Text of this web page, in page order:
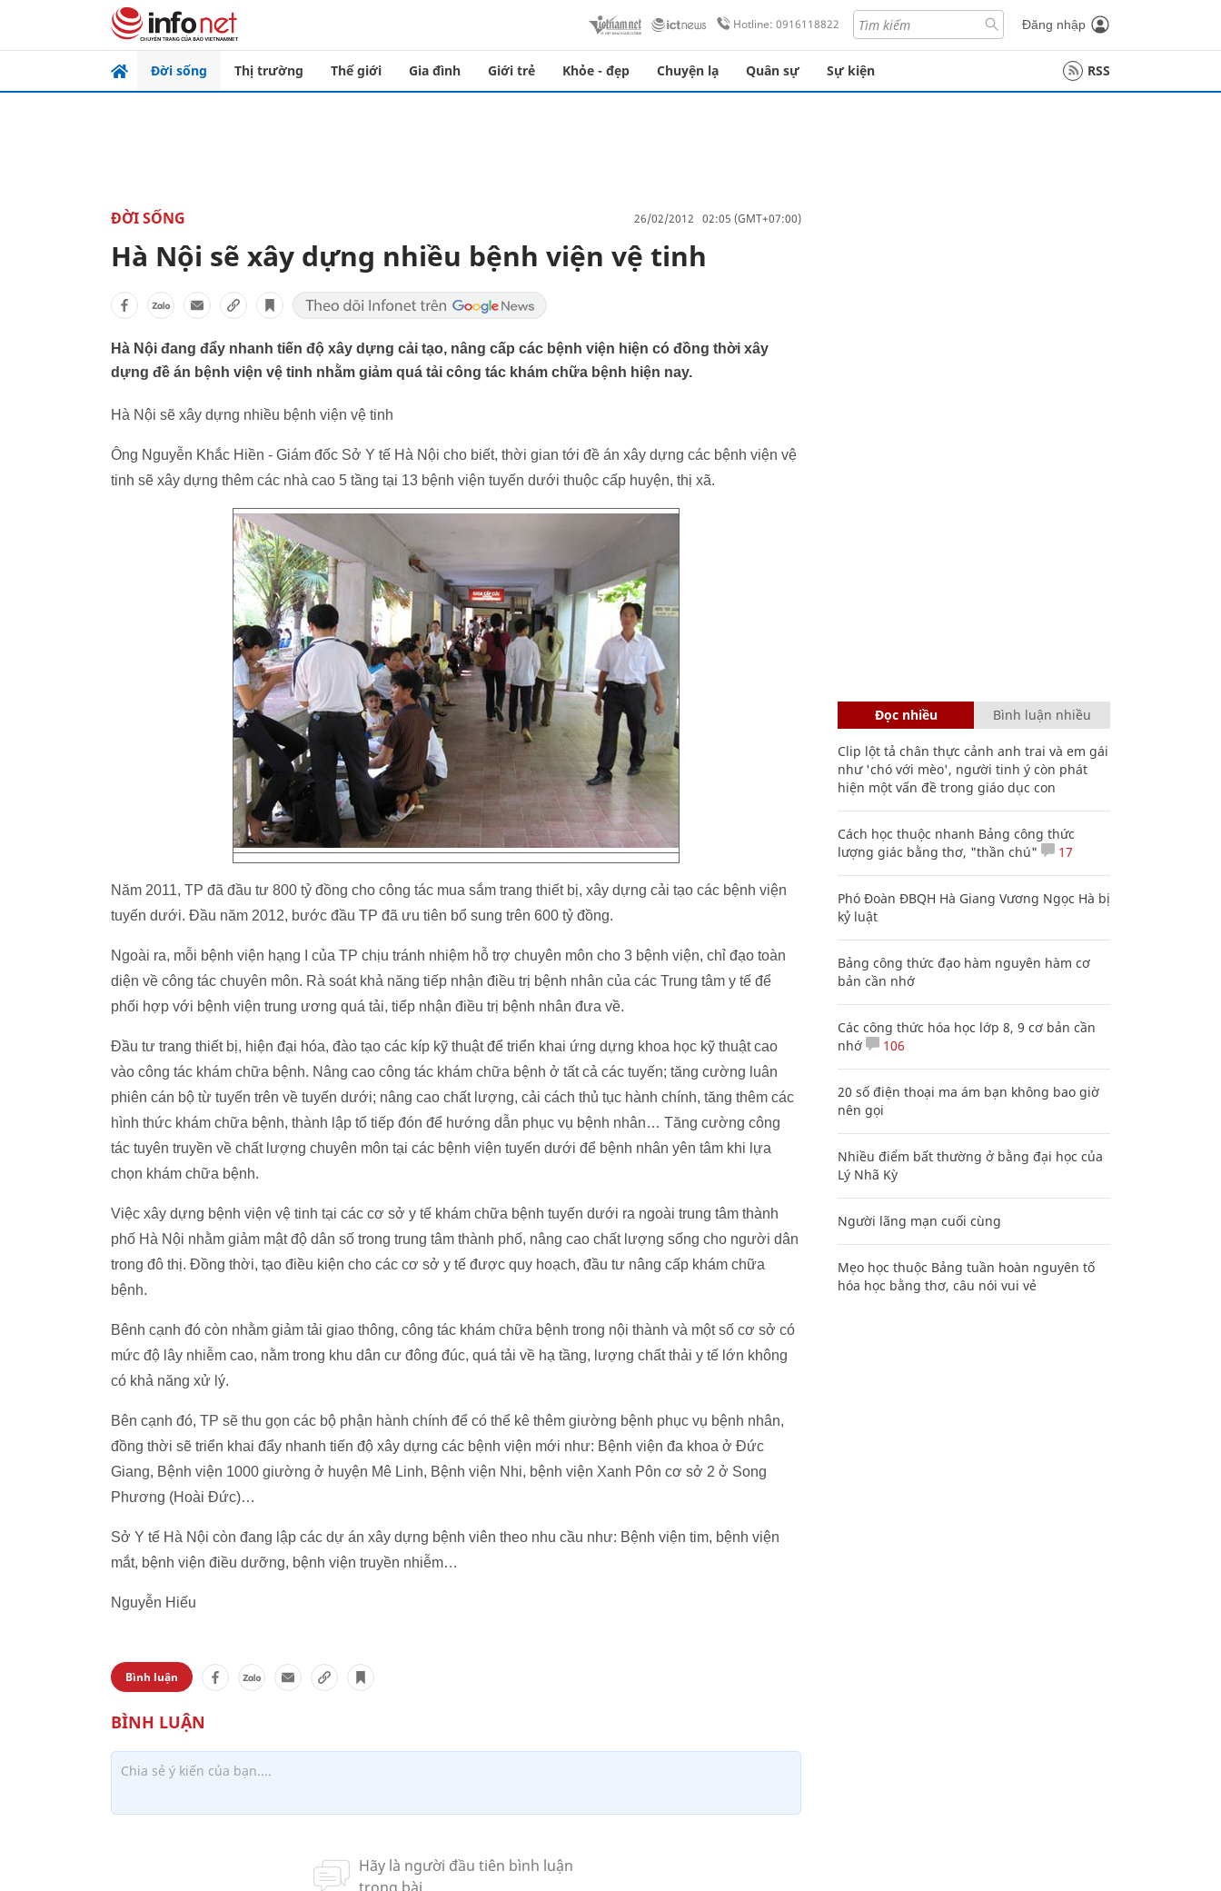
Hotline: 0916118822 Đăng nhập
Đời sống Thị trường Thế giới Gia đình Giới trẻ Khỏe - đẹp Chuyện lạ Quân sự Sự kiện RSS
ĐỜI SỐNG 26/02/2012 02:05 (GMT+07:00)
Hà Nội sẽ xây dựng nhiều bệnh viện vệ tinh
Hà Nội đang đẩy nhanh tiến độ xây dựng cải tạo, nâng cấp các bệnh viện hiện có đồng thời xây
dựng đề án bệnh viện vệ tinh nhằm giảm quá tải công tác khám chữa bệnh hiện nay.
Hà Nội sẽ xây dựng nhiều bệnh viện vệ tinh
Ông Nguyễn Khắc Hiền - Giám đốc Sở Y tế Hà Nội cho biết, thời gian tới đề án xây dựng các bệnh viện vệ
tinh sẽ xây dựng thêm các nhà cao 5 tầng tại 13 bệnh viện tuyến dưới thuộc cấp huyện, thị xã.
Năm 2011, TP đã đầu tư 800 tỷ đồng cho công tác mua sắm trang thiết bị, xây dựng cải tạo các bệnh viện
tuyến dưới. Đầu năm 2012, bước đầu TP đã ưu tiên bổ sung trên 600 tỷ đồng.
Ngoài ra, mỗi bệnh viện hạng I của TP chịu tránh nhiệm hỗ trợ chuyên môn cho 3 bệnh viện, chỉ đạo toàn
diện về công tác chuyên môn. Rà soát khả năng tiếp nhận điều trị bệnh nhân của các Trung tâm y tế để
phối hợp với bệnh viện trung ương quá tải, tiếp nhận điều trị bệnh nhân đưa về.
Đầu tư trang thiết bị, hiện đại hóa, đào tạo các kíp kỹ thuật để triển khai ứng dựng khoa học kỹ thuật cao
vào công tác khám chữa bệnh. Nâng cao công tác khám chữa bệnh ở tất cả các tuyến; tăng cường luân
phiên cán bộ từ tuyến trên về tuyến dưới; nâng cao chất lượng, cải cách thủ tục hành chính, tăng thêm các
hình thức khám chữa bệnh, thành lập tổ tiếp đón để hướng dẫn phục vụ bệnh nhân… Tăng cường công
tác tuyên truyền về chất lượng chuyên môn tại các bệnh viện tuyến dưới để bệnh nhân yên tâm khi lựa
chọn khám chữa bệnh.
Việc xây dựng bệnh viện vệ tinh tại các cơ sở y tế khám chữa bệnh tuyến dưới ra ngoài trung tâm thành
phố Hà Nội nhằm giảm mật độ dân số trong trung tâm thành phố, nâng cao chất lượng sống cho người dân
trong đô thị. Đồng thời, tạo điều kiện cho các cơ sở y tế được quy hoạch, đầu tư nâng cấp khám chữa
bệnh.
Bênh cạnh đó còn nhằm giảm tải giao thông, công tác khám chữa bệnh trong nội thành và một số cơ sở có
mức độ lây nhiễm cao, nằm trong khu dân cư đông đúc, quá tải về hạ tầng, lượng chất thải y tế lớn không
có khả năng xử lý.
Bên cạnh đó, TP sẽ thu gọn các bộ phận hành chính để có thể kê thêm giường bệnh phục vụ bệnh nhân,
đồng thời sẽ triển khai đẩy nhanh tiến độ xây dựng các bệnh viện mới như: Bệnh viện đa khoa ở Đức
Giang, Bệnh viện 1000 giường ở huyện Mê Linh, Bệnh viện Nhi, bệnh viện Xanh Pôn cơ sở 2 ở Song
Phương (Hoài Đức)…
Sở Y tế Hà Nội còn đang lập các dự án xây dựng bệnh viên theo nhu cầu như: Bệnh viện tim, bệnh viện
mắt, bệnh viện điều dưỡng, bệnh viện truyền nhiễm…
Nguyễn Hiếu
Bình luận
Đọc nhiều Bình luận nhiều
Clip lột tả chân thực cảnh anh trai và em gái
như 'chó với mèo', người tinh ý còn phát
hiện một vấn đề trong giáo dục con
Cách học thuộc nhanh Bảng công thức
lượng giác bằng thơ, "thần chú"
17
Phó Đoàn ĐBQH Hà Giang Vương Ngọc Hà bị
kỷ luật
Bảng công thức đạo hàm nguyên hàm cơ
bản cần nhớ
Các công thức hóa học lớp 8, 9 cơ bản cần
nhớ
106
20 số điện thoại ma ám bạn không bao giờ
nên gọi
Nhiều điểm bất thường ở bằng đại học của
Lý Nhã Kỳ
Người lãng mạn cuối cùng
Mẹo học thuộc Bảng tuần hoàn nguyên tố
hóa học bằng thơ, câu nói vui vẻ